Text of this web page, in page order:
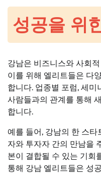
성공을 위
강남은 비즈니스와 사회
이를 위해 엘리트들은 다
합니다. 업종별 포럼, 세
사람들과의 관계를 통해
합니다.
예를 들어, 강남의 한 스
자와 투자자 간의 만남을
본이 결합될 수 있는 기회
통해 강남 엘리트들은 성